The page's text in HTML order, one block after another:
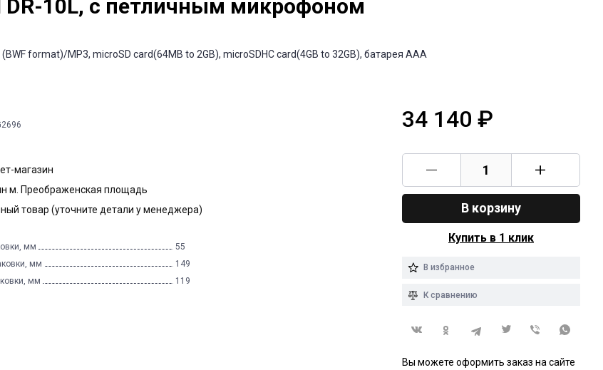
DR-10L, с петличным микрофоном
format)/MP3, microSD card(64MB to 2GB), microSDHC card(4GB to 32GB), батарея ААА
магазин
м. Преображенская площадь
товар (уточните детали у менеджера)
мм
55
мм
149
мм
119
34 140 ₽
В корзину
Купить в 1 клик
В избранное
К сравнению
Вы можете оформить заказ на сайте